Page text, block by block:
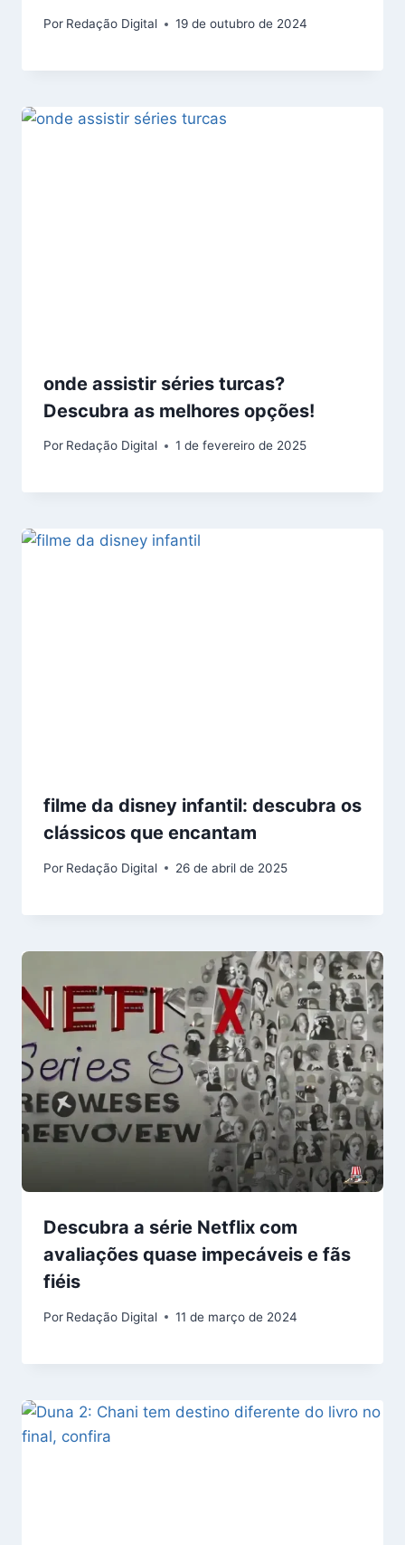
Por Redação Digital 19 de outubro de 2024
onde assistir séries turcas?
Descubra as melhores opções!
Por Redação Digital 1 de fevereiro de 2025
filme da disney infantil: descubra os
clássicos que encantam
Por Redação Digital 26 de abril de 2025
Descubra a série Netflix com
avaliações quase impecáveis e fãs
fiéis
Por Redação Digital 11 de março de 2024